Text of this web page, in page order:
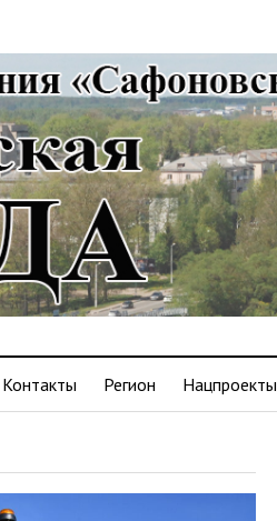
Контакты Регион Нацпроекты